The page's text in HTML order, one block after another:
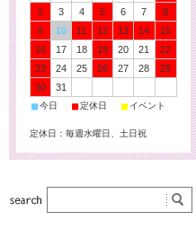
2
3 4 5 6 7
8
9
10 11 12 13 14
15
16
17 18 19 20 21
22
23
24 25 26 27 28
29
30
31
■今日 ■定休日 ■ イベント
定休日：毎週水曜日、土日祝